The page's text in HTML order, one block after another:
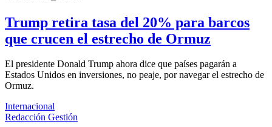
Trump retira tasa del 20% para barcos
que crucen el estrecho de Ormuz
El presidente Donald Trump ahora dice que países pagarán a
Estados Unidos en inversiones, no peaje, por navegar el estrecho de
Ormuz.
Internacional
Redacción Gestión